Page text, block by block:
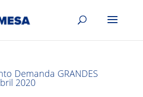
Demanda GRANDES
2020